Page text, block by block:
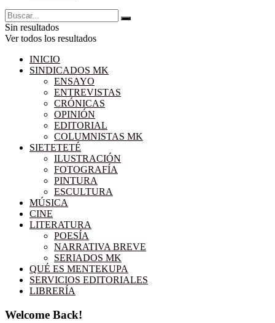
Sin resultados
Ver todos los resultados
INICIO
SINDICADOS MK
ENSAYO
ENTREVISTAS
CRÓNICAS
OPINIÓN
EDITORIAL
COLUMNISTAS MK
SIETETETÉ
ILUSTRACIÓN
FOTOGRAFÍA
PINTURA
ESCULTURA
MÚSICA
CINE
LITERATURA
POESÍA
NARRATIVA BREVE
SERIADOS MK
QUÉ ES MENTEKUPA
SERVICIOS EDITORIALES
LIBRERÍA
Welcome Back!